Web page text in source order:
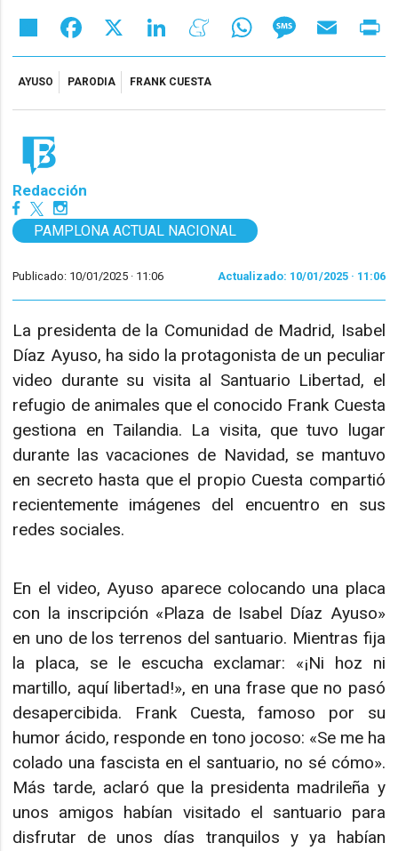
Share Facebook LinkedIn MeneameWhatsAppMessageEmail
AYUSO PARODIA FRANK CUESTA
Redacción
PAMPLONA ACTUAL NACIONAL
Publicado: 10/01/2025 · 11:06 Actualizado: 10/01/2025 · 11:06
La presidenta de la Comunidad de Madrid, Isabel
Díaz Ayuso, ha sido la protagonista de un peculiar
video durante su visita al Santuario Libertad, el
refugio de animales que el conocido Frank Cuesta
gestiona en Tailandia. La visita, que tuvo lugar
durante las vacaciones de Navidad, se mantuvo
en secreto hasta que el propio Cuesta compartió
recientemente imágenes del encuentro en sus
redes sociales.
En el video, Ayuso aparece colocando una placa
con la inscripción «Plaza de Isabel Díaz Ayuso»
en uno de los terrenos del santuario. Mientras fija
la placa, se le escucha exclamar: «¡Ni hoz ni
martillo, aquí libertad!», en una frase que no pasó
desapercibida. Frank Cuesta, famoso por su
humor ácido, responde en tono jocoso: «Se me ha
colado una fascista en el santuario, no sé cómo».
Más tarde, aclaró que la presidenta madrileña y
unos amigos habían visitado el santuario para
disfrutar de unos días tranquilos y ya habían